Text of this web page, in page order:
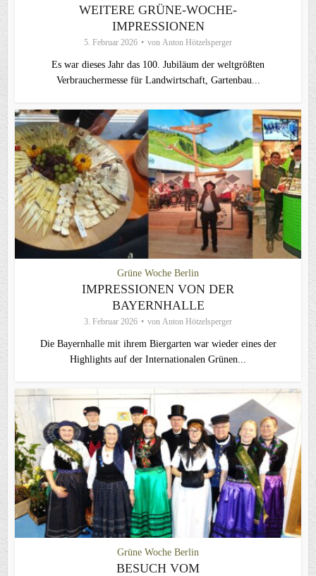
WEITERE GRÜNE-WOCHE-
IMPRESSIONEN
5. Februar 2026 von Anton Hötzelsperger
Es war dieses Jahr das 100. Jubiläum der weltgrößten
Verbrauchermesse für Landwirtschaft, Gartenbau...
Grüne Woche Berlin
IMPRESSIONEN VON DER
BAYERNHALLE
3. Februar 2026 von Anton Hötzelsperger
Die Bayernhalle mit ihrem Biergarten war wieder eines der
Highlights auf der Internationalen Grünen...
Grüne Woche Berlin
BESUCH VOM